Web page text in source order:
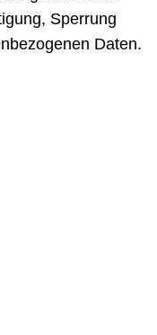
Sperrung
Daten.